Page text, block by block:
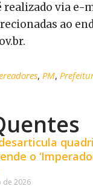
realizado via e-
ao
, PM,
o
de 2026